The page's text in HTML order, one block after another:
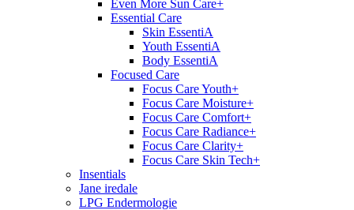
Even More Sun Care+
Essential Care
Skin EssentiA
Youth EssentiA
Body EssentiA
Focused Care
Focus Care Youth+
Focus Care Moisture+
Focus Care Comfort+
Focus Care Radiance+
Focus Care Clarity+
Focus Care Skin Tech+
Insentials
Jane iredale
LPG Endermologie